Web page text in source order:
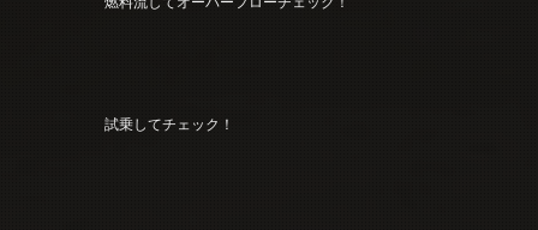
試乗してチェック！